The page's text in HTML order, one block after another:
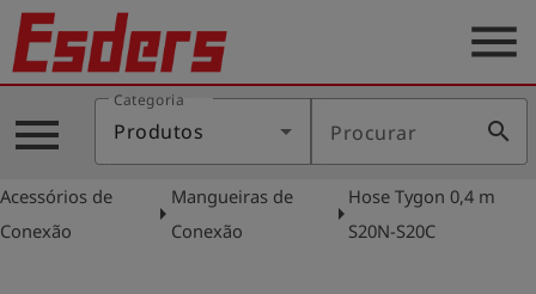
Produtos
account_circle Conecte-
menu
menu
Categoria
Produtos Procurar search
Acessórios de
Conexão
arrow_right
Mangueiras de
Conexão
arrow_right
Hose Tygon 0,4 m
S20N-S20C